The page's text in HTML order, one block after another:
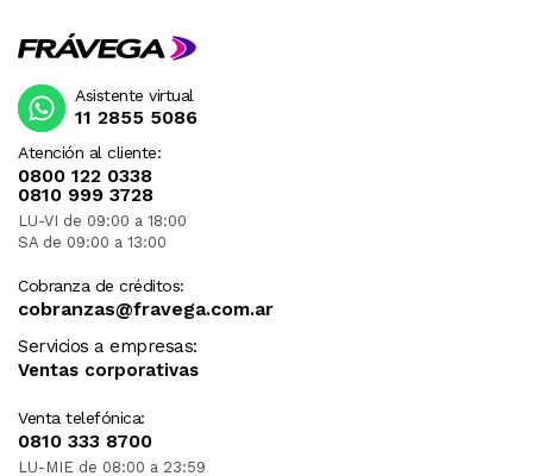
Atención al cliente:
0800 122 0338
0810 999 3728
LU-VI de 09:00 a 18:00
SA de 09:00 a 13:00
Cobranza de créditos:
cobranzas@fravega.com.ar
Servicios a empresas:
Ventas corporativas
Venta telefónica:
0810 333 8700
LU-MIE de 08:00 a 23:59
Asistente virtual
11 2855 5086